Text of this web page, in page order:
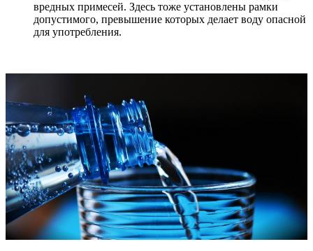
вредных примесей. Здесь тоже установлены рамки
допустимого, превышение которых делает воду опасной
для употребления.